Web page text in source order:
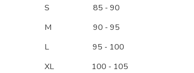
S 85 - 90
M
90 - 95
L 95 - 100
XL 100 - 105